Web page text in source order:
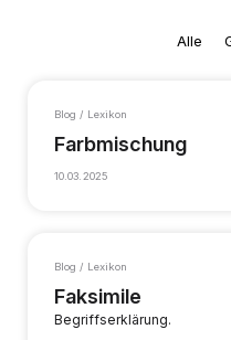
Alle
Blog / Lexikon
Farbmischung
10.03.2025
Blog / Lexikon
Faksimile
Begriffserklärung.